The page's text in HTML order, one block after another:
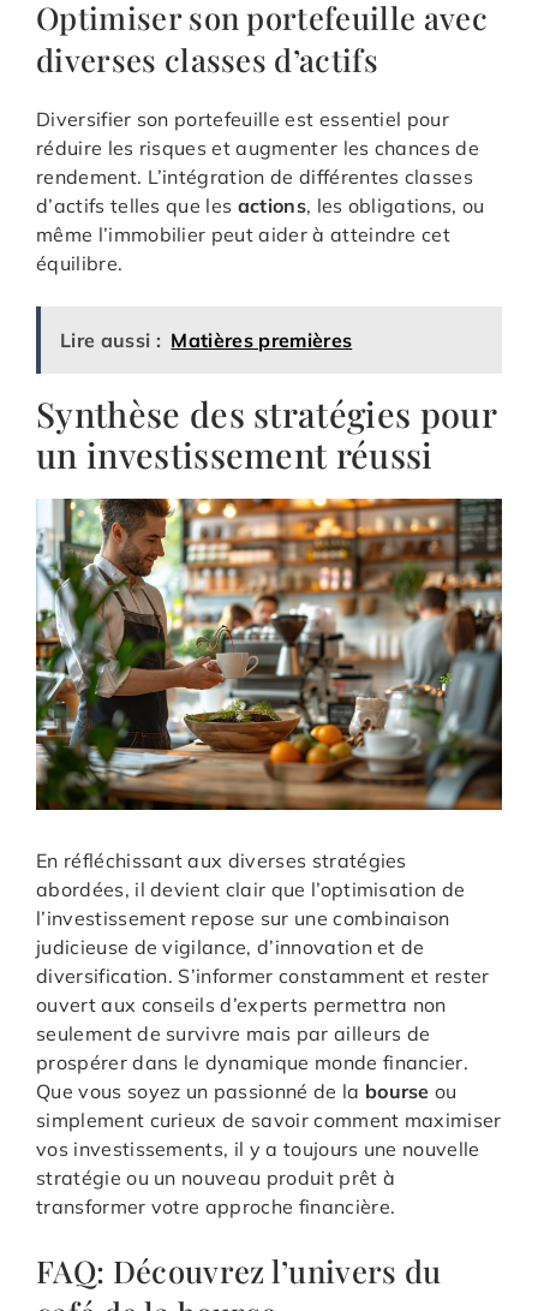
Optimiser son portefeuille avec
diverses classes d’actifs
Diversifier son portefeuille est essentiel pour
réduire les risques et augmenter les chances de
rendement. L’intégration de différentes classes
d’actifs telles que les actions, les obligations, ou
même l’immobilier peut aider à atteindre cet
équilibre.
Lire aussi : Matières premières
Synthèse des stratégies pour
un investissement réussi
En réfléchissant aux diverses stratégies
abordées, il devient clair que l’optimisation de
l’investissement repose sur une combinaison
judicieuse de vigilance, d’innovation et de
diversification. S’informer constamment et rester
ouvert aux conseils d’experts permettra non
seulement de survivre mais par ailleurs de
prospérer dans le dynamique monde financier.
Que vous soyez un passionné de la bourse ou
simplement curieux de savoir comment maximiser
vos investissements, il y a toujours une nouvelle
stratégie ou un nouveau produit prêt à
transformer votre approche financière.
FAQ: Découvrez l’univers du